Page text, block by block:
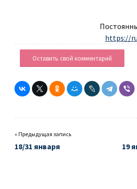
https://
Оставить свой комментарий
« Предыдущая запись
18/31 января 19